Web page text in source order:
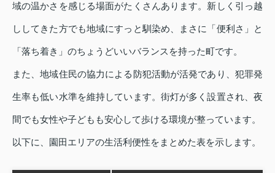
域の温かさを感じる場面がたくさんあります。新しく引っ越
ししてきた方でも地域にすっと馴染め、まさに「便利さ」と
「落ち着き」のちょうどいいバランスを持った町です。
また、地域住民の協力による防犯活動が活発であり、犯罪発
生率も低い水準を維持しています。街灯が多く設置され、夜
間でも女性や子どもも安心して歩ける環境が整っています。
以下に、園田エリアの生活利便性をまとめた表を示します。